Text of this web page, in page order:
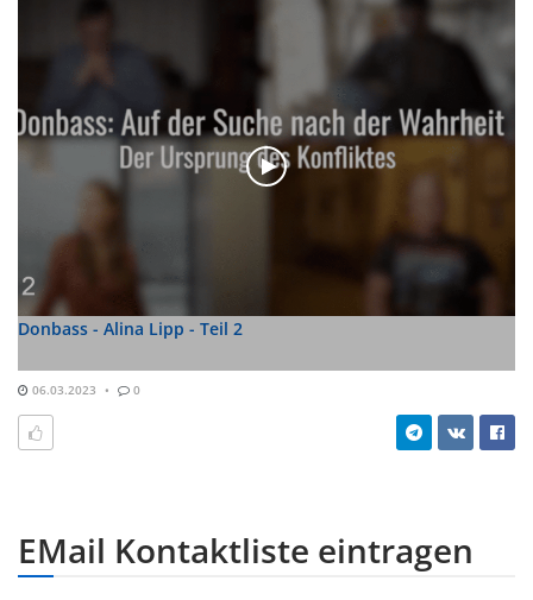
Donbass - Alina Lipp - Teil 2
06.03.2023 0
EMail Kontaktliste eintragen